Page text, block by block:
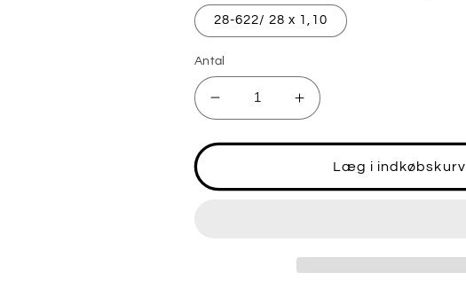
28-622/ 28 x 1,10
Antal
Reducer
antallet
for
LUGANO
Øg
antallet
for
Schwalbe
LUGANO
Line
Læg i indkøbskurv